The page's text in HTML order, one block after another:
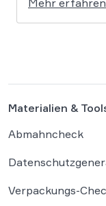
Produkte als
bewirbt, die
Mehr erfahren
Materialien &
Abmahncheck
Verpackungs-